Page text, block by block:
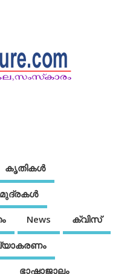
കൃതികൾ
News ക്വിസ്
ഭാഷാജാലം